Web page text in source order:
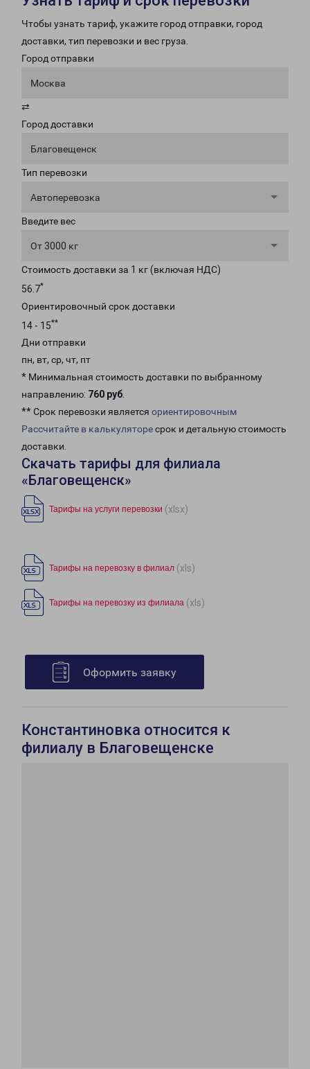
Чтобы узнать тариф, укажите город отправки, город
доставки, тип перевозки и вес груза.
Город отправки
Москва
⇄
Город доставки
Благовещенск
Тип перевозки
Автоперевозка
Введите вес
От 3000 кг
Стоимость доставки за 1 кг (включая НДС)
56.7*
Ориентировочный срок доставки
14 - 15**
Дни отправки
пн, вт, ср, чт, пт
* Минимальная стоимость доставки по выбранному
направлению: 760 руб.
** Срок перевозки является ориентировочным
Рассчитайте в калькуляторесрок и детальную стоимость
доставки.
Скачать тарифы для филиала
«Благовещенск»
Тарифы на услуги перевозки (xlsx)
Тарифы на перевозку в филиал (xls)
Тарифы на перевозку из филиала (xls)
Оформить заявку
Константиновка относится к
филиалу в Благовещенске